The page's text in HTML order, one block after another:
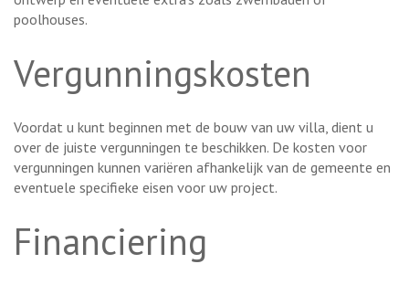
poolhouses.
Vergunningskosten
Voordat u kunt beginnen met de bouw van uw villa, dient u
over de juiste vergunningen te beschikken. De kosten voor
vergunningen kunnen variëren afhankelijk van de gemeente en
eventuele specifieke eisen voor uw project.
Financiering